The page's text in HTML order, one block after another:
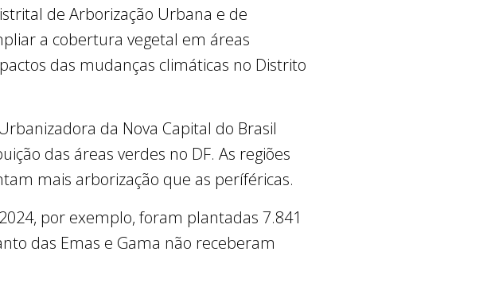
de Arborização Urbana e de
a cobertura vegetal em áreas
das mudanças climáticas no Distrito
da Nova Capital do Brasil
das áreas verdes no DF. As regiões
mais arborização que as períféricas.
por exemplo, foram plantadas 7.841
das Emas e Gama não receberam